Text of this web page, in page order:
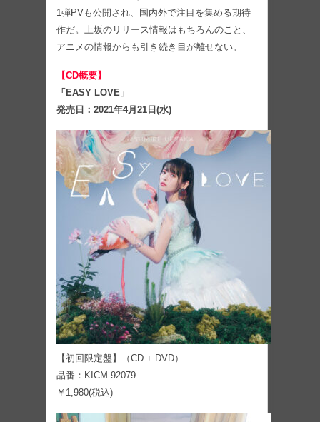
1弾PVも公開され、国内外で注目を集める期待
作だ。上坂のリリース情報はもちろんのこと、
アニメの情報からも引き続き目が離せない。
【CD概要】
「EASY LOVE」
発売日：2021年4月21日(水)
【初回限定盤】（CD + DVD）
品番：KICM-92079
￥1,980(税込)